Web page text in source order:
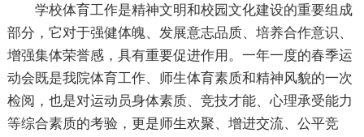
学校体育工作是精神文明和校园文化建设的重要组成
部分，它对于强健体魄、发展意志品质、培养合作意识、
增强集体荣誉感，具有重要促进作用。一年一度的春季运
动会既是我院体育工作、师生体育素质和精神风貌的一次
检阅，也是对运动员身体素质、竞技才能、心理承受能力
等综合素质的考验，更是师生欢聚、增进交流、公平竞